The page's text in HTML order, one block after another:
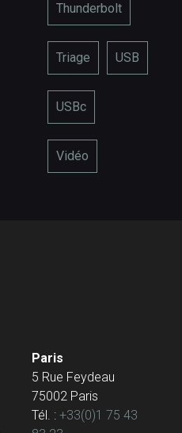
Thunderbolt
Triage USB
USBc
Vidéo
Paris
5 Rue Feydeau
75002 Paris
Tél. : +33(0)1 75 43